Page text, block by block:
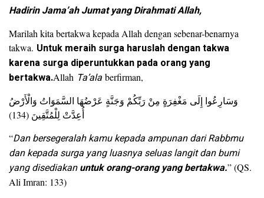
Hadirin Jama’ah Jumat yang Dirahmati Allah,
Marilah kita bertakwa kepada Allah dengan sebenar-benarnya
takwa. Untuk meraih surga haruslah dengan takwa
karena surga diperuntukkan pada orang yang
bertakwa.Allah Ta’ala berfirman,
وَسَارِعُوا إِلَى مَغْفِرَةٍ مِنْ رَبِّكُمْ وَجَنَّةٍ عَرْضُهَا السَّمَوَاتُ وَالْأَرْضُ
أُعِدَّتْ لِلْمُتَّقِينَ (134)
“Dan bersegeralah kamu kepada ampunan dari Rabbmu
dan kepada surga yang luasnya seluas langit dan bumi
yang disediakanuntuk orang-orang yang bertakwa.” (QS.
Ali Imran: 133)